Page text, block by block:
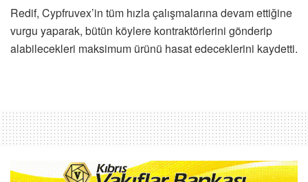
Redif, Cypfruvex’in tüm hızla çalışmalarına devam ettiğine
vurgu yaparak, bütün köylere kontraktörlerini gönderip
alabilecekleri maksimum ürünü hasat edeceklerini kaydetti.